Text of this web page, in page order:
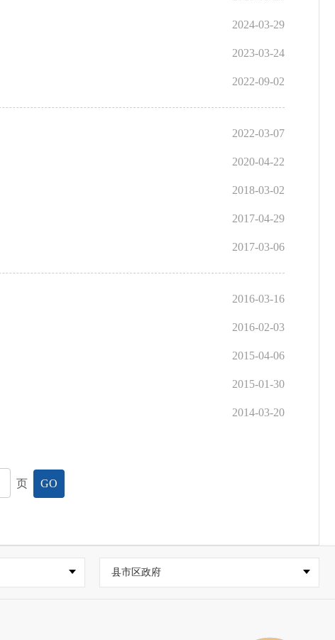
2024-03-29
2023-03-24
2022-09-02
2022-03-07
2020-04-22
2018-03-02
2017-04-29
2017-03-06
2016-03-16
2016-02-03
2015-04-06
2015-01-30
2014-03-20
页 GO
县市区政府